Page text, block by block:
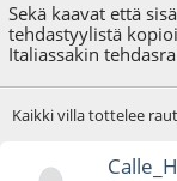
Sekä kaavat että
tehdastyylistä
Italiassakin
Kaikki villa tottelee
Calle_H